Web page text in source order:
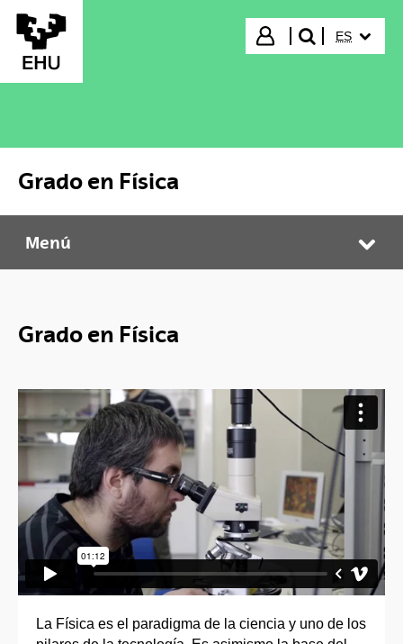
Saltar al contenido principal
Iniciar sesión
buscar"
ES
Grado en Física
Grado en Física
Menú
Grado en Física
La Física es el paradigma de la ciencia y uno de los